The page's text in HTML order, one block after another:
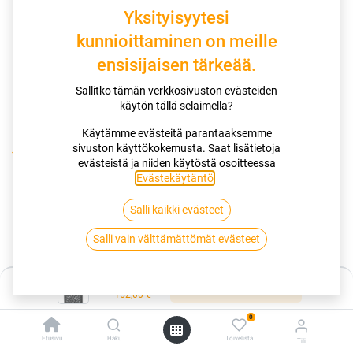
152,00€
Etusivu Haku
0
Toivelista Tili
Kauppa
185/65R15 92T NOKIAN TYRES HAKKAPELIITTA 01 XL
185/65R15 92T NOKIAN TYRES
HAKKAPELIITTA 01 XL
152,00€/ kpl
Saatavilla
Yksityisyytesi
kunnioittaminen on meille
ensisijaisen tärkeää.
Sallitko tämän verkkosivuston evästeiden
käytön tällä selaimella?
Käytämme evästeitä parantaaksemme
sivuston käyttökokemusta. Saat lisätietoja
evästeistä ja niiden käytöstä osoitteessa
Evästekäytäntö
Salli kaikki evästeet
Salli vain välttämättömät evästeet